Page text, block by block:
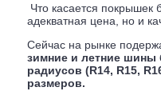
Что касается покрышек
адекватная цена, но и
Сейчас на рынке
зимние и летние шины
радиусов (R14, R15,
размеров.